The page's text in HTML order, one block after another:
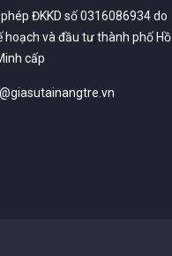
ĐKKD số 0316086934 do
hoạch và đầu tư thành phố Hồ
cấp